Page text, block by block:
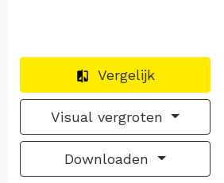
Vergelijk
Visual vergroten
Downloaden